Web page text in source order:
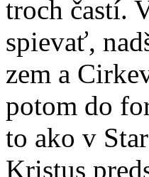
troch častí.
spievať,
zem a
potom do
to ako v
Kristus